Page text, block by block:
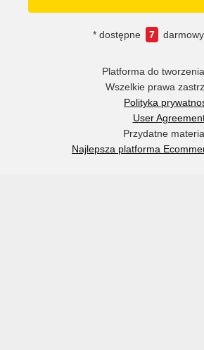
* dostępne 7
Platforma do
Wszelkie prawa
Polityka
User
Przydatne
Najlepsza platforma